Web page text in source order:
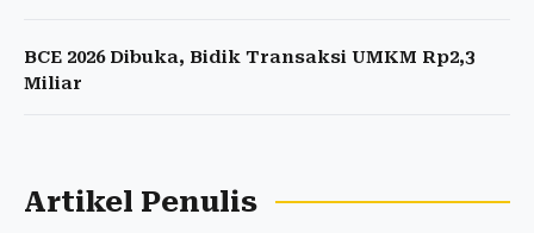
BCE 2026 Dibuka, Bidik Transaksi UMKM Rp2,3
Miliar
Artikel Penulis